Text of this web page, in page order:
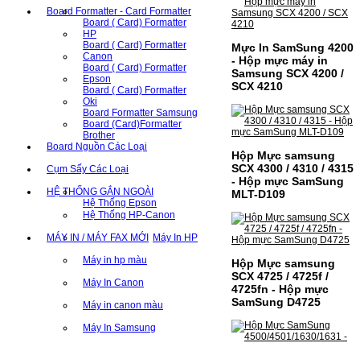
Board Formatter - Card Formatter
Board ( Card) Formatter
HP
Board ( Card) Formatter
Canon
Board ( Card) Formatter
Epson
Board ( Card) Formatter
Oki
Board Formatter Samsung
Board (Card)Formatter
Brother
Board Nguồn Các Loại
Cụm Sấy Các Loại
HỆ THỐNG GẮN NGOÀI
Hệ Thống Epson
Hệ Thống HP-Canon
MÁY IN / MÁY FAX MỚI Máy In HP
Máy in hp màu
Máy In Canon
Máy in canon màu
Máy In Samsung
Mực In SamSung 4200
- Hộp mực máy in
Samsung SCX 4200 /
SCX 4210
Hộp Mực samsung
SCX 4300 / 4310 / 4315
- Hộp mực SamSung
MLT-D109
Hộp Mực samsung
SCX 4725 / 4725f /
4725fn - Hộp mực
SamSung D4725